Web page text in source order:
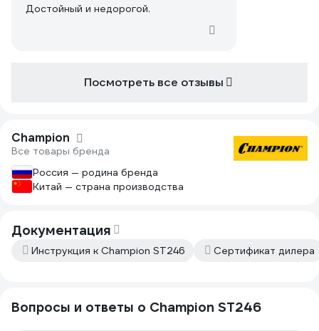
Достойный и недорогой.
Посмотреть все отзывы
Champion
Все товары бренда
Россия — родина бренда
Китай — страна производства
Документация
Инструкция к Champion ST246 Сертификат дилера
Вопросы и ответы о Champion ST246